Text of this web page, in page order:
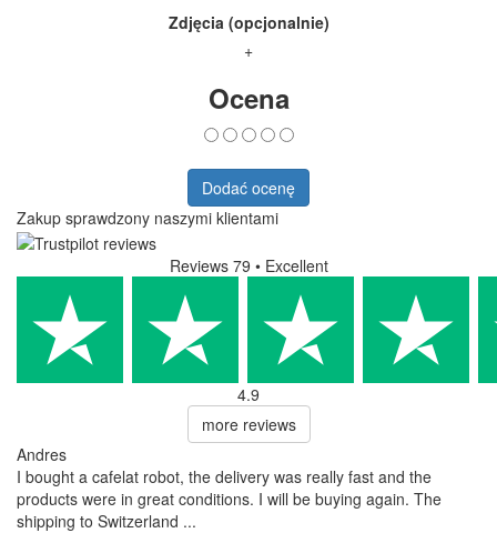
Zdjęcia (opcjonalnie)
+
Ocena
Dodać ocenę
Zakup sprawdzony naszymi klientami
Reviews 79 • Excellent
4.9
more reviews
Andres
I bought a cafelat robot, the delivery was really fast and the
products were in great conditions. I will be buying again. The
shipping to Switzerland ...